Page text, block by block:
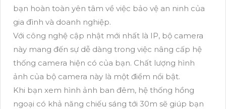
bạn hoàn toàn yên tâm về việc bảo vệ an ninh của
gia đình và doanh nghiệp.
Với công nghệ cập nhật mới nhất là IP, bộ camera
này mang đến sự dễ dàng trong việc nâng cấp hệ
thống camera hiện có của bạn. Chất lượng hình
ảnh của bộ camera này là một điểm nổi bật.
Khi bạn xem hình ảnh ban đêm, hệ thống hồng
ngoại có khả năng chiếu sáng tới 30m sẽ giúp bạn